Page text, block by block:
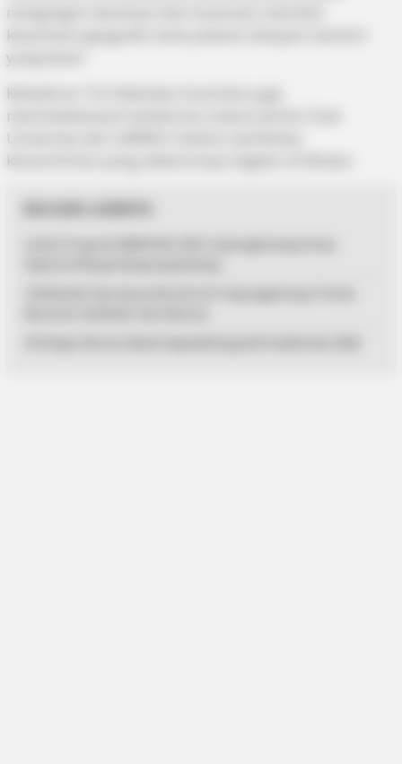
mengingat Indonesia dan Australia memiliki
kesamaan geografis serta potensi wilayah maritim
yang besar.
Kehadiran Tim Kedubes Australia juga
menindaklanjuti kolaborasi antara James Cook
kemaritiman yang sebelumnya digelar di Bintan.